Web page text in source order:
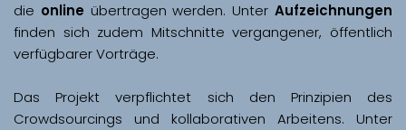
die online übertragen werden. Unter Aufzeichnungen
finden sich zudem Mitschnitte vergangener, öffentlich
Das Projekt verpflichtet sich den Prinzipien des
Crowdsourcings und kollaborativen Arbeitens. Unter